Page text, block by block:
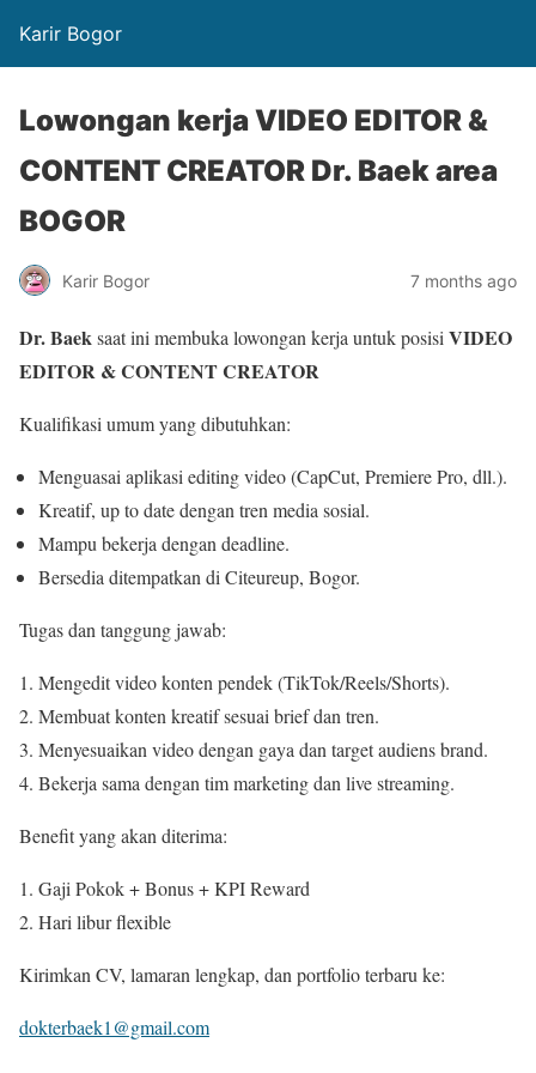
Karir Bogor
Lowongan kerja VIDEO EDITOR &
CONTENT CREATOR Dr. Baek area
BOGOR
Karir Bogor 7 months ago
Dr. Baeksaat ini membuka lowongan kerja untuk posisi VIDEO
EDITOR & CONTENT CREATOR
Kualifikasi umum yang dibutuhkan:
Menguasai aplikasi editing video (CapCut, Premiere Pro, dll.).
Kreatif, up to date dengan tren media sosial.
Mampu bekerja dengan deadline.
Bersedia ditempatkan di Citeureup, Bogor.
Tugas dan tanggung jawab:
Mengedit video konten pendek (TikTok/Reels/Shorts).
Membuat konten kreatif sesuai brief dan tren.
Menyesuaikan video dengan gaya dan target audiens brand.
Bekerja sama dengan tim marketing dan live streaming.
Benefit yang akan diterima:
Gaji Pokok + Bonus + KPI Reward
Hari libur flexible
Kirimkan CV, lamaran lengkap, dan portfolio terbaru ke:
dokterbaek1@gmail.com